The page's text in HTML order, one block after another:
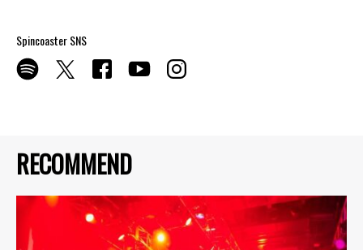
RECOMMEND
Spincoaster SNS